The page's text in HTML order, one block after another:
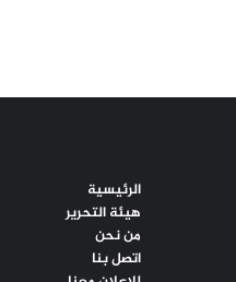
الرئيسية
هيئة التحرير
من نحن
اتصل بنا